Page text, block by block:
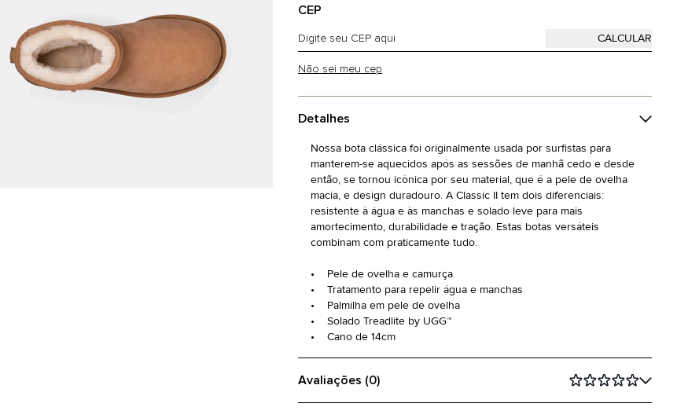
CEP
Não sei meu cep
Detalhes
Nossa bota clássica foi originalmente usada por surfistas para
manterem-se aquecidos após as sessões de manhã cedo e desde
então, se tornou icônica por seu material, que é a pele de ovelha
macia, e design duradouro. A Classic II tem dois diferenciais:
resistente à água e às manchas e solado leve para mais
amortecimento, durabilidade e tração. Estas botas versáteis
combinam com praticamente tudo.
• Pele de ovelha e camurça
• Tratamento para repelir água e manchas
• Palmilha em pele de ovelha
• Solado Treadlite by UGG™
• Cano de 14cm
Avaliações (0)